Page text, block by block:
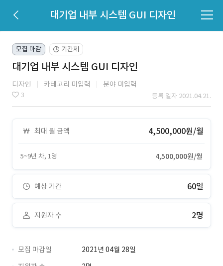
대기업 내부 시스템 GUI 디자인
모집 마감 🕒 기간제
대기업 내부 시스템 GUI 디자인
디자인 카테고리 미입력 분야 미입력
3 등록 일자 2021.04.21.
최대 월 금액 4,500,000원/월
5~9년 차, 1명 4,500,000원/월
예상 기간 60일
지원자 수 2명
모집 마감일
2021년 04월 28일